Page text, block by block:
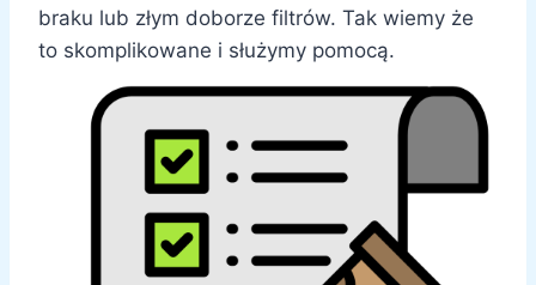
braku lub złym doborze filtrów. Tak wiemy że
to skomplikowane i służymy pomocą.